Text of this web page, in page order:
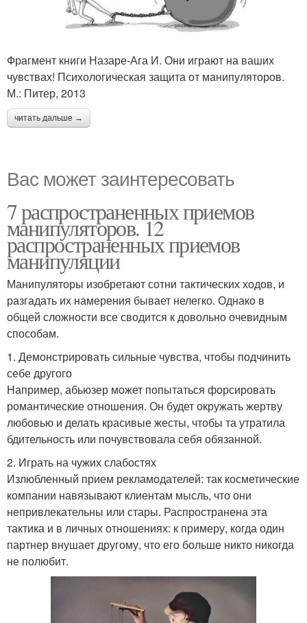
Фрагмент книги Назаре-Ага И. Они играют на ваших
чувствах! Психологическая защита от манипуляторов.
М.: Питер, 2013
читать дальше →
Вас может заинтересовать
7 распространенных приемов
манипуляторов. 12
распространенных приемов
манипуляции
Манипуляторы изобретают сотни тактических ходов, и
разгадать их намерения бывает нелегко. Однако в
общей сложности все сводится к довольно очевидным
способам.
1. Демонстрировать сильные чувства, чтобы подчинить
себе другого
Например, абьюзер может попытаться форсировать
романтические отношения. Он будет окружать жертву
любовью и делать красивые жесты, чтобы та утратила
бдительность или почувствовала себя обязанной.
2. Играть на чужих слабостях
Излюбленный прием рекламодателей: так косметические
компании навязывают клиентам мысль, что они
непривлекательны или стары. Распространена эта
тактика и в личных отношениях: к примеру, когда один
партнер внушает другому, что его больше никто никогда
не полюбит.